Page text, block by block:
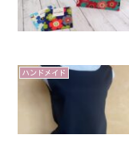
ハンドメイド